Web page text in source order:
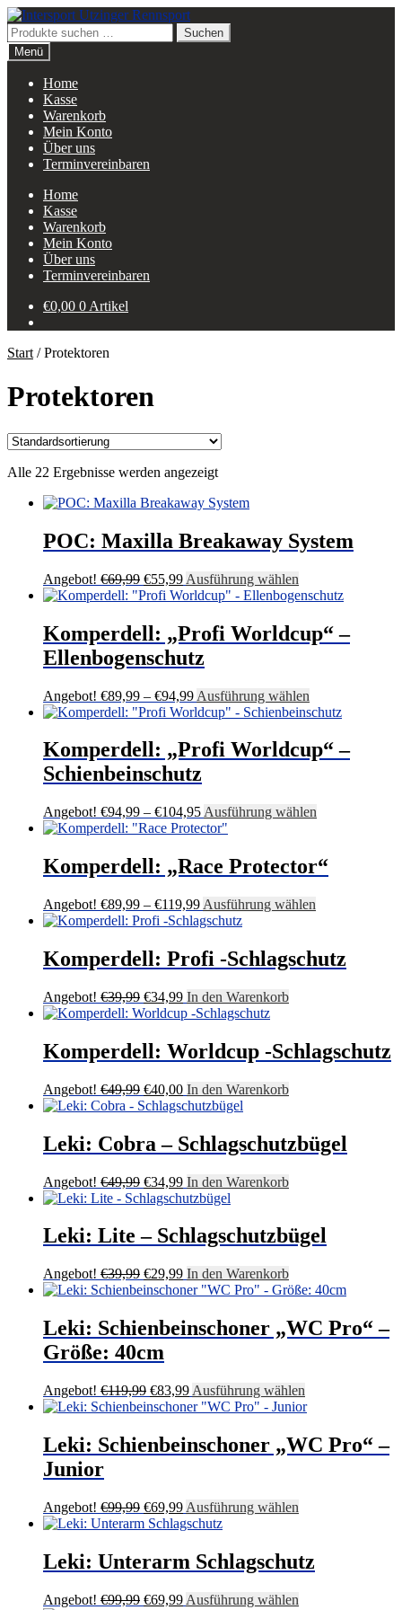
Zur
Navigation
springen
Zum
Inhalt
springen
Suchen
nach:
Suchen
Menü
Home
Kasse
Warenkorb
Mein Konto
Über uns
Terminvereinbaren
Home
Kasse
Warenkorb
Mein Konto
Über uns
Terminvereinbaren
€0,00 0 Artikel
Start /Protektoren
Protektoren
Alle 22 Ergebnisse werden angezeigt
POC: Maxilla Breakaway System
Angebot! €69,99 Ursprünglicher
Preis
€69,99
€55,99Aktueller
Preis
€55,99.
Ausführung wählen
Produkt
mehrere
Varianten
Optionen
können
auf
Produktseite
Komperdell: „Profi Worldcup“ –
Ellenbogenschutz
Angebot! €89,99 – €94,99Preisspanne:
€89,99
€94,99
Ausführung wählen
Produkt
mehrere
Varianten
Optionen
der
Produktseite
werden
Komperdell: „Profi Worldcup“ –
Schienbeinschutz
Angebot! €94,99 – €104,95Preisspanne:
€94,99
€104,95
Ausführung wählen
mehrere
Varianten
auf
der
Komperdell: „Race Protector“
Angebot! €89,99 – €119,99Preisspanne:
€89,99
€119,99
Ausführung wählen
mehrere
Varianten
auf
der
Komperdell: Profi -Schlagschutz
Angebot! €39,99 Ursprünglicher
Preis
€39,99
€34,99Aktueller
Preis
€34,99.
In den Warenkorb
Komperdell: Worldcup -Schlagschutz
Angebot! €49,99 Ursprünglicher
Preis
€49,99
€40,00Aktueller
Preis
€40,00.
In den Warenkorb
Leki: Cobra – Schlagschutzbügel
Angebot! €49,99 Ursprünglicher
Preis
€49,99
€34,99Aktueller
Preis
€34,99.
In den Warenkorb
Leki: Lite – Schlagschutzbügel
Angebot! €39,99 Ursprünglicher
Preis
€39,99
€29,99Aktueller
Preis
€29,99.
In den Warenkorb
Leki: Schienbeinschoner „WC Pro“ –
Größe: 40cm
Angebot! €119,99 Ursprünglicher
Preis
€119,99
€83,99Aktueller
Preis
€83,99.
Ausführung wählen
Produkt
mehrere
Varianten
Produktseite
Leki: Schienbeinschoner „WC Pro“ –
Junior
Angebot! €99,99 Ursprünglicher
Preis
€69,99Aktueller
Preis
€69,99.
Ausführung wählen
mehrere
Varianten
Die
Leki: Unterarm Schlagschutz
Angebot! €99,99 Ursprünglicher
€69,99Aktueller
Ausführung wählen